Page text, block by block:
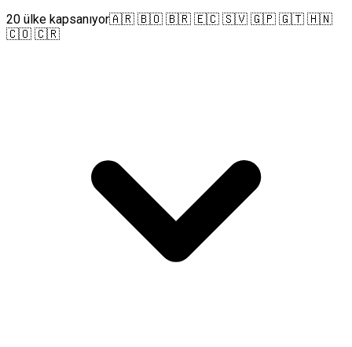
20 ülke kapsanıyor🇦🇷 🇧🇴 🇧🇷 🇪🇨 🇸🇻 🇬🇵 🇬🇹 🇭🇳
🇨🇴 🇨🇷